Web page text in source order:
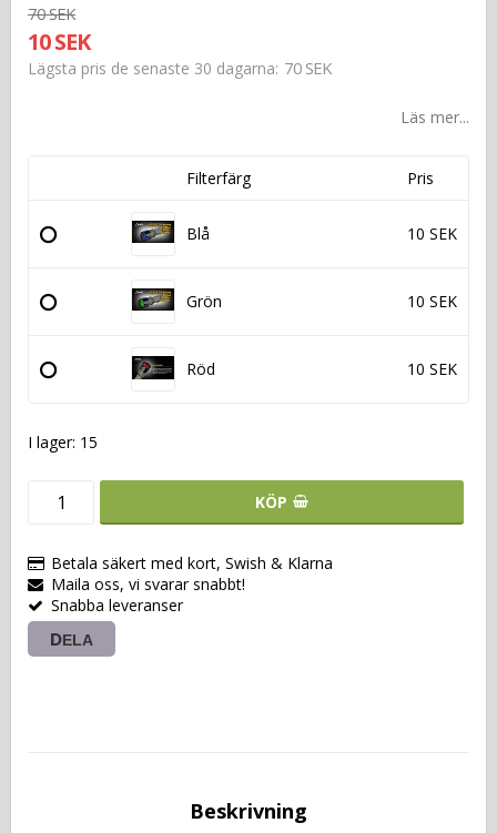
70 SEK
10 SEK
Lägsta pris de senaste 30 dagarna 70 SEK
Läs mer...
Filterfärg Pris
Blå 10 SEK
Grön 10 SEK
Röd 10 SEK
I lager: 15
KÖP
Betala säkert med kort, Swish & Klarna
Maila oss, vi svarar snabbt!
Snabba leveranser
DELA
Beskrivning